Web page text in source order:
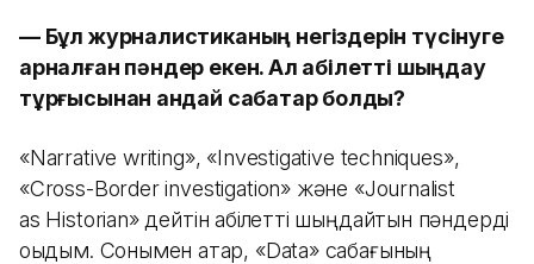
— Бұл журналистиканың негіздерін түсінуге
арналған пәндер екен. Ал қабілетті шыңдау
тұрғысынан қандай сабақтар болды?
«Narrative writing», «Investigative techniques»,
«Cross-Border investigation» және «Journalist
as Historian» дейтін қабілетті шыңдайтын пәндерді
оқыдым. Сонымен қатар, «Data» сабағының